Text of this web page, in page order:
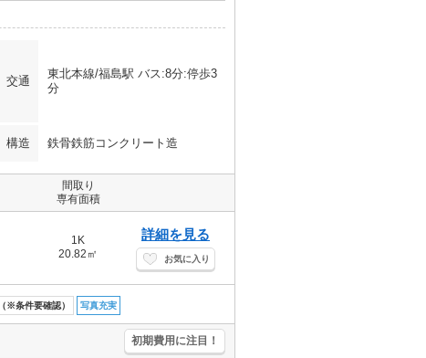
交通
東北本線/福島駅 バス:8分:停歩3
分
構造 鉄骨鉄筋コンクリート造
間取り
専有面積
1K
20.82㎡
詳細を見る
お気に入り
※条件要確認） 写真充実
初期費用に注目！